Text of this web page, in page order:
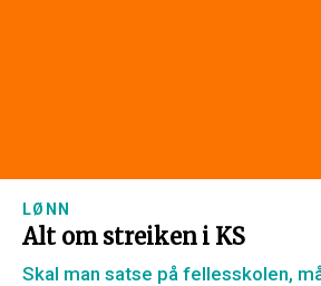
LØNN
Alt om streiken i KS
Skal man satse på fellesskolen,